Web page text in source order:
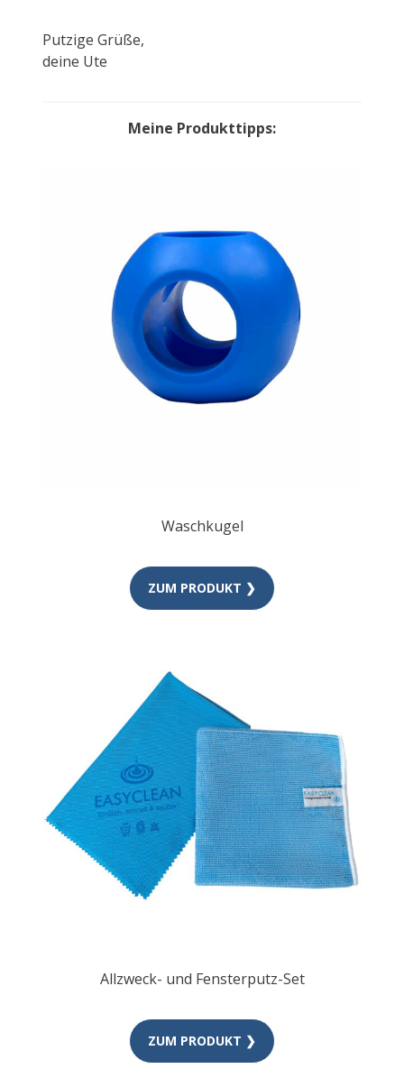
Putzige Grüße,
deine Ute
Meine Produkttipps:
Waschkugel
ZUM PRODUKT ❯
Allzweck- und Fensterputz-Set
ZUM PRODUKT ❯